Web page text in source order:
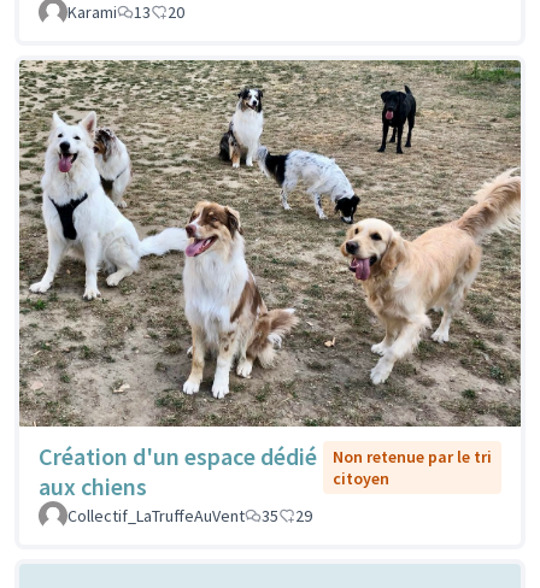
Karami
13 20
Création d'un espace dédié
aux chiens
Non retenue par le tri
citoyen
Collectif_LaTruffeAuVent
35 29